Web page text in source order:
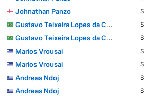
Johnathan Panzo
S
Gustavo Teixeira Lopes da Conceição
S
Gustavo Teixeira Lopes da Conceição
S
Marios Vrousai
S
Marios Vrousai
S
Andreas Ndoj
S
Andreas Ndoj
S